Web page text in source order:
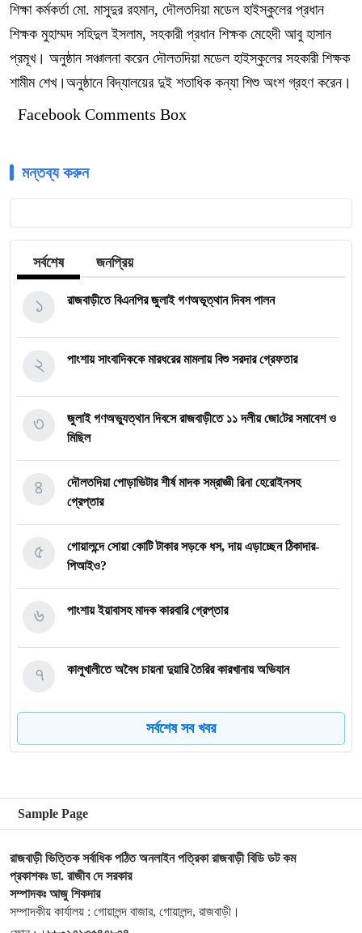
শিক্ষা কর্মকর্তা মো. মাসুদুর রহমান, দৌলতদিয়া মডেল হাইস্কুলের প্রধান
শিক্ষক মুহাম্মদ সহিদুল ইসলাম, সহকারী প্রধান শিক্ষক মেহেদী আবু হাসান
প্রমূখ। অনুষ্ঠান সঞ্চালনা করেন দৌলতদিয়া মডেল হাইস্কুলের সহকারী শিক্ষক
শামীম শেখ।অনুষ্ঠানে বিদ্যালয়ের দুই শতাধিক কন্যা শিশু অংশ গ্রহণ করেন।
Facebook Comments Box
মন্তব্য করুন
সর্বশেষ জনপ্রিয়
রাজবাড়ীতে বিএন‌পির জুলাই গণঅভূত্থান দিবস পালন
১
পাংশায় সাংবাদিককে মারধরের মামলায় বিশু সরদার গ্রেফতার
২
জুলাই গণঅভ্যুত্থান দিবসে রাজবাড়ীতে ১১ দলীয় জো‌টের সমাবেশ ও
মি‌ছিল
৩
দৌলতদিয়া পোড়াভিটার শীর্ষ মাদক সম্রাজ্ঞী রিনা হেরোইনসহ
গ্রেপ্তার
৪
গোয়ালন্দে সোয়া কোটি টাকার সড়কে ধস, দায় এড়াচ্ছেন ঠিকাদার-
পিআইও?
৫
পাংশায় ইয়াবাসহ মাদক কারবারি গ্রেপ্তার
৬
কালুখালীতে অবৈধ চায়না দুয়ারি তৈরির কারখানায় অভিযান
৭
গোয়ালন্দের নবাগত ইউএনও সাইফুল হুদার যোগদান
৯
সম্মাননা প্রদান
১০
কালুখালীতে বাস-মাহেন্দ্র সংঘর্ষ নিহত-১ আহত ৫
১১
সর্বশেষ সব খবর
Sample Page
রাজবাড়ী ভিত্তিক সর্বাধিক পঠিত অনলাইন পত্রিকা রাজবাড়ী বিডি ডট কম
প্রকাশকঃ ডা. রাজীব দে সরকার
সম্পাদকঃ আজু শিকদার
সম্পাদকীয় কার্যালয় : গোয়ালন্দ বাজার, গোয়ালন্দ, রাজবাড়ী।